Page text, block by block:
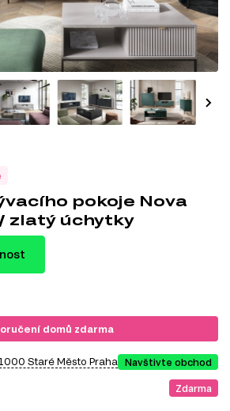
pokoje Nova
zlatý úchytky
domů zdarma
Staré Město Praha Navštivte obchod
Zdarma